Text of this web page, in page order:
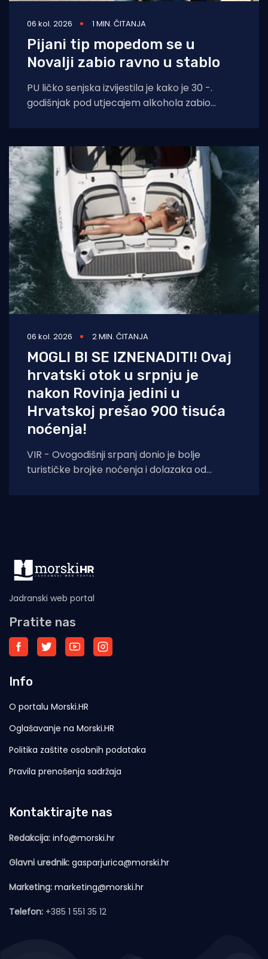
06 kol. 2026 1 MIN. ČITANJA
Pijani tip mopedom se u
Novalji zabio ravno u stablo
PU ličko senjska izvijestila je kako je 30 -.
godišnjak pod utjecajem alkohola zabio
06 kol. 2026 2 MIN. ČITANJA
MOGLI BI SE IZNENADITI! Ovaj
hrvatski otok u srpnju je
nakon Rovinja jedini u
Hrvatskoj prešao 900 tisuća
noćenja!
VIR - Ovogodišnji srpanj donio je bolje
turističke brojke noćenja i dolazaka od
Jadranski web portal
Pratite nas
Info
O portalu Morski.HR
Oglašavanje na Morski.HR
Politika zaštite osobnih podataka
Pravila prenošenja sadržaja
Kontaktirajte nas
Redakcija: info@morski.hr
Glavni urednik: gasparjurica@morski.hr
Marketing: marketing@morski.hr
Telefon: +385 1 551 35 12